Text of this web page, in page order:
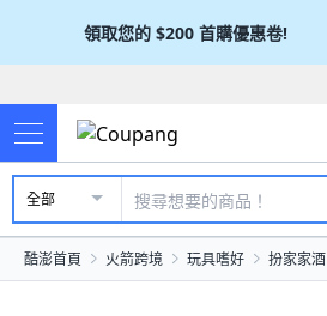
領取您的 $200 首購優惠卷!
全部
酷澎首頁 火箭跨境 玩具嗜好 扮家家酒